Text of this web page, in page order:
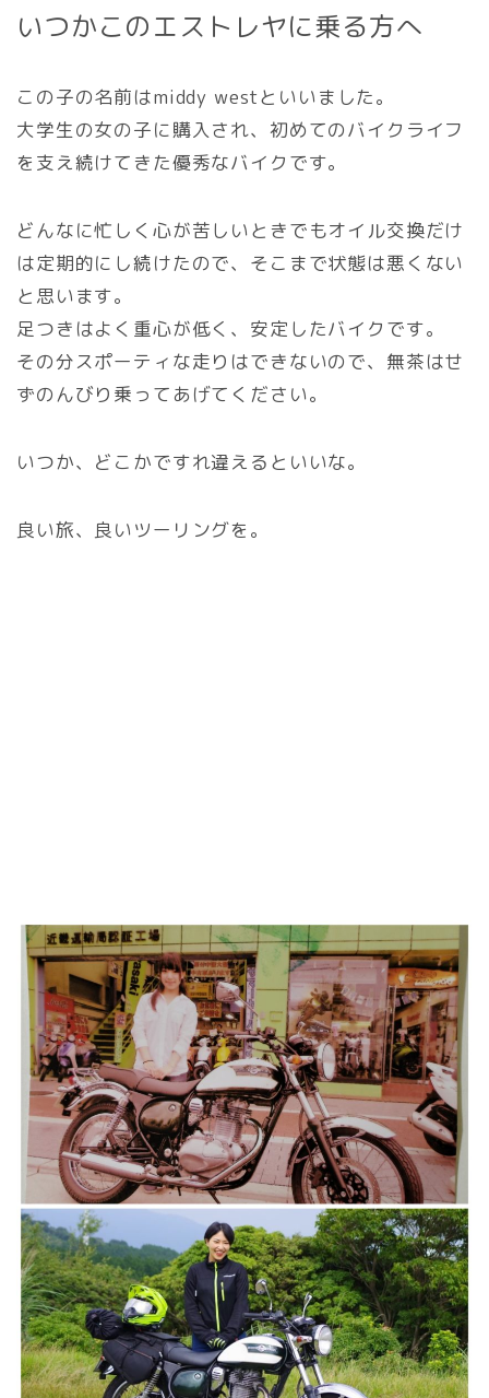
いつかこのエストレヤに乗る方へ
この子の名前はmiddy westといいました。
大学生の女の子に購入され、初めてのバイクライフ
を支え続けてきた優秀なバイクです。
どんなに忙しく心が苦しいときでもオイル交換だけ
は定期的にし続けたので、そこまで状態は悪くない
と思います。
足つきはよく重心が低く、安定したバイクです。
その分スポーティな走りはできないので、無茶はせ
ずのんびり乗ってあげてください。
いつか、どこかですれ違えるといいな。
良い旅、良いツーリングを。